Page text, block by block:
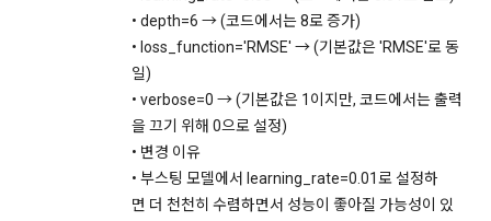
다. 해킹행위 또는 바이러스의 유포 행위, 타인의 의사에 반하여
광고성 정보 등 일정한 내용을 계속 적으로 전송하는 행위
라. 서비스의 안정적인 운영에 지장을 주거나 줄 우려가 있다고
마. 사이트의 정보 및 서비스를 이용한 영리행위
바. 그 밖에 선량한 풍속, 기타 사회질서를 해하거나 관계법령에
12. 이용자의 권리와 그 행사방법
이용자는 언제든지 ‘데이콘 홈 > 프로필’에서 자신의 개인정보를
조회하거나 수정할 수 있습니다.
이용자는 언제든지 ‘회원탈퇴’ 등을 통해 개인정보의 수집 및 이
용 동의를 철회할 수 있습니다.
• depth=6 → (코드에서는 8로 증가)
• loss_function='RMSE' → (기본값은 'RMSE'로 동
일)
• verbose=0 → (기본값은 1이지만, 코드에서는 출력
을 끄기 위해 0으로 설정)
• 변경 이유
• 부스팅 모델에서 learning_rate=0.01로 설정하
면 더 천천히 수렴하면서 성능이 좋아질 가능성이 있